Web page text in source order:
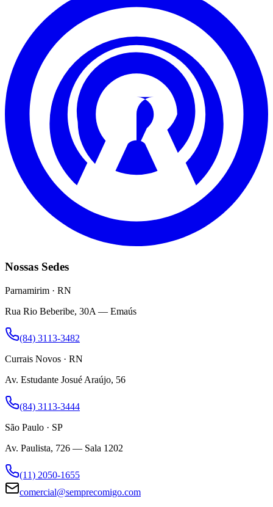
Nossas Sedes
Parnamirim · RN
Rua Rio Beberibe, 30A — Emaús
(84) 3113-3482
Currais Novos · RN
Av. Estudante Josué Araújo, 56
(84) 3113-3444
São Paulo · SP
Av. Paulista, 726 — Sala 1202
(11) 2050-1655
comercial@semprecomigo.com